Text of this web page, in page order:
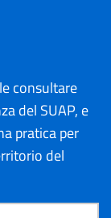
consultare
del SUAP, e
pratica per
del